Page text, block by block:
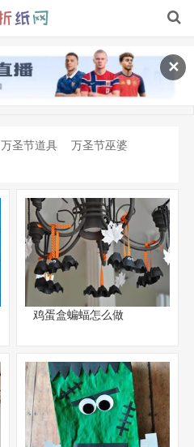
✕
万圣节道具
万圣节巫婆
鸡蛋盒蝙蝠怎么做